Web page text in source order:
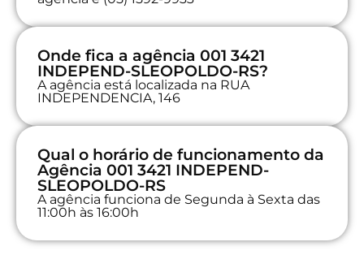
Onde fica a agência 001 3421
INDEPEND-SLEOPOLDO-RS?
A agência está localizada na RUA
INDEPENDENCIA, 146
Qual o horário de funcionamento da
Agência 001 3421 INDEPEND-
SLEOPOLDO-RS
A agência funciona de Segunda à Sexta das
11:00h às 16:00h